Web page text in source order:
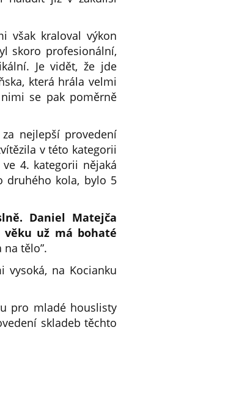
však kraloval výkon
skoro profesionální,
Je vidět, že jde
která hrála velmi
se pak poměrně
nejlepší provedení
v této kategorii
4. kategorii nějaká
druhého kola, bylo 5
Daniel Matejča
věku už má bohaté
tělo”.
na Kocianku
pro mladé houslisty
skladeb těchto